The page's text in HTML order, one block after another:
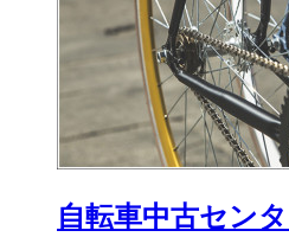
自転車中古セン